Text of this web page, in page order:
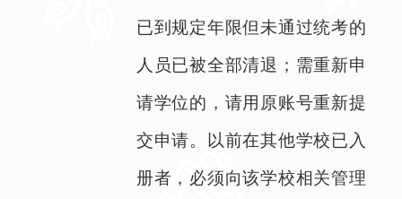
已到规定年限但未通过统考的
人员已被全部清退；需重新申
请学位的，请用原账号重新提
交申请。以前在其他学校已入
册者，必须向该学校相关管理